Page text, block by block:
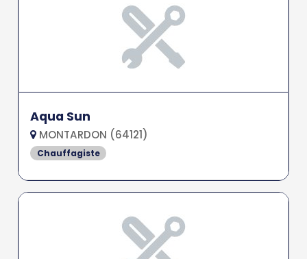
Aqua Sun
MONTARDON (64121)
Chauffagiste